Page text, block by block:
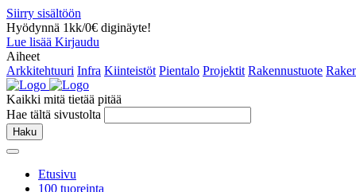
Siirry sisältöön
Hyödynnä 1kk/0€ diginäyte!
Lue lisää Kirjaudu
Aiheet
Arkkitehtuuri Infra Kiinteistöt Pientalo Projektit Rakennustuote
Kaikki mitä tietää pitää
Hae tältä sivustolta
Haku
Etusivu
100 tuoreinta